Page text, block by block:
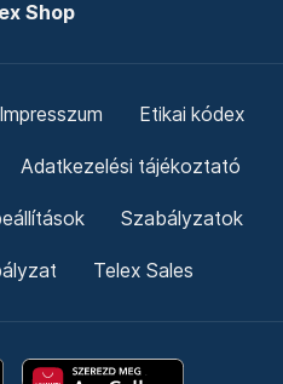
Shop
Impresszum Etikai kódex
Adatkezelési tájékoztató
Szabályzatok
Telex Sales